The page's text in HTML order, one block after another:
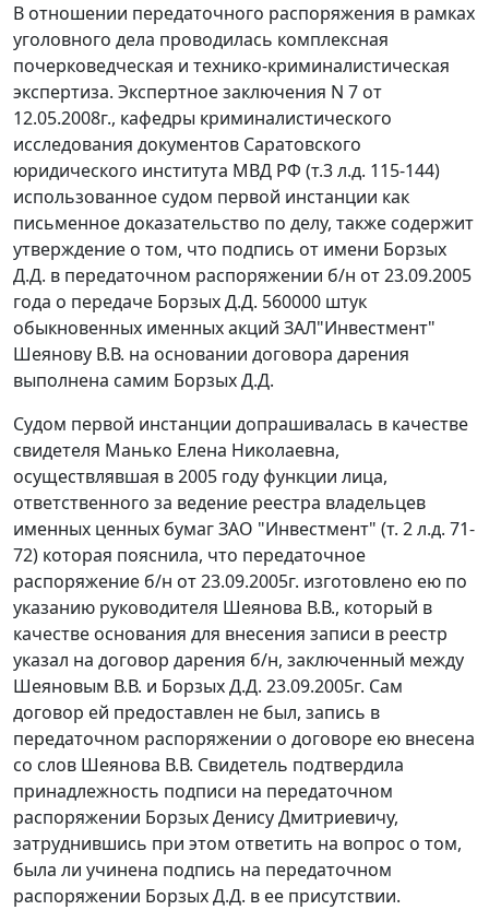
В отношении передаточного распоряжения в рамках
уголовного дела проводилась комплексная
почерковедческая и технико-криминалистическая
экспертиза. Экспертное заключения N 7 от
12.05.2008г., кафедры криминалистического
исследования документов Саратовского
юридического института МВД РФ (т.3 л.д. 115-144)
использованное судом первой инстанции как
письменное доказательство по делу, также содержит
утверждение о том, что подпись от имени Борзых
Д.Д. в передаточном распоряжении б/н от 23.09.2005
года о передаче Борзых Д.Д. 560000 штук
обыкновенных именных акций ЗАЛ"Инвестмент"
Шеянову В.В. на основании договора дарения
выполнена самим Борзых Д.Д.
Судом первой инстанции допрашивалась в качестве
свидетеля Манько Елена Николаевна,
осуществлявшая в 2005 году функции лица,
ответственного за ведение реестра владельцев
именных ценных бумаг ЗАО "Инвестмент" (т. 2 л.д. 71-
72) которая пояснила, что передаточное
распоряжение б/н от 23.09.2005г. изготовлено ею по
указанию руководителя Шеянова В.В., который в
качестве основания для внесения записи в реестр
указал на договор дарения б/н, заключенный между
Шеяновым В.В. и Борзых Д.Д. 23.09.2005г. Сам
договор ей предоставлен не был, запись в
передаточном распоряжении о договоре ею внесена
со слов Шеянова В.В. Свидетель подтвердила
принадлежность подписи на передаточном
распоряжении Борзых Денису Дмитриевичу,
затруднившись при этом ответить на вопрос о том,
была ли учинена подпись на передаточном
распоряжении Борзых Д.Д. в ее присутствии.